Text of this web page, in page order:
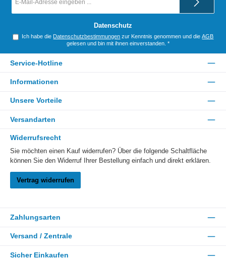
Mail-
Datenschutz
Ich habe die Datenschutzbestimmungen zur Kenntnis genommen und dieAGB
gelesen und bin mit ihnen einverstanden. *
Service-Hotline
Informationen
Unsere Vorteile
Versandarten
Widerrufsrecht
Sie möchten einen Kauf widerrufen? Über die folgende Schaltfläche
können Sie den Widerruf Ihrer Bestellung einfach und direkt erklären.
Vertrag widerrufen
Zahlungsarten
Versand / Zentrale
Sicher Einkaufen